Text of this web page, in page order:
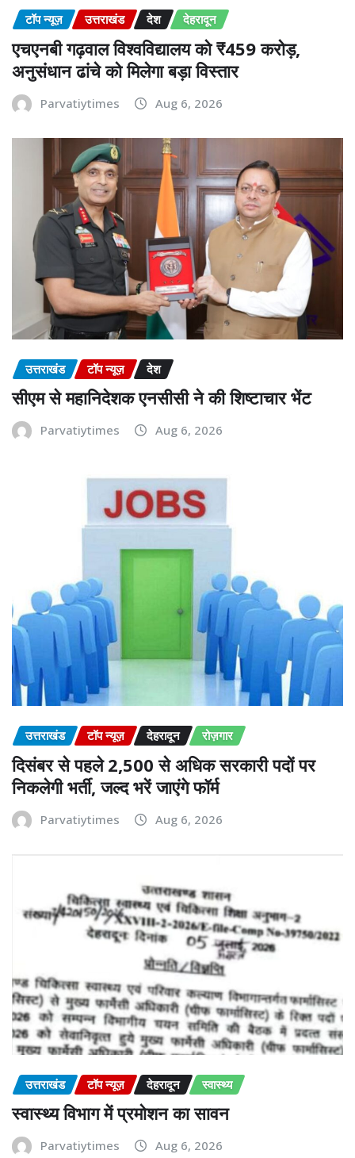
टॉप न्यूज़ उत्तराखंड देश देहरादून
एचएनबी गढ़वाल विश्वविद्यालय को ₹459 करोड़,
अनुसंधान ढांचे को मिलेगा बड़ा विस्तार
Parvatiytimes Aug 6, 2026
उत्तराखंड टॉप न्यूज़ देश
सीएम से महानिदेशक एनसीसी ने की शिष्टाचार भेंट
Parvatiytimes Aug 6, 2026
उत्तराखंड टॉप न्यूज़ देहरादून रोज़गार
दिसंबर से पहले 2,500 से अधिक सरकारी पदों पर
निकलेगी भर्ती, जल्द भरें जाएंगे फॉर्म
Parvatiytimes Aug 6, 2026
उत्तराखंड टॉप न्यूज़ देहरादून स्वास्थ्य
स्वास्थ्य विभाग में प्रमोशन का सावन
Parvatiytimes Aug 6, 2026